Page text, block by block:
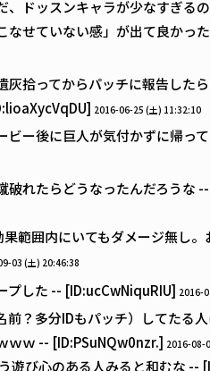
ドッスンキャラが少なすぎる
せていない感」が出て良かっ
拾ってからパッチに報告した
2016-06-25 (土) 11:32:10
ー後に巨人が気付かずに帰っ
破れたらどうなったんだろうな
範囲内にいてもダメージ無し。
03 (土) 20:46:38
プした -- [ID:ucCwNiquRIU] 2016-
？多分IDもパッチ）してたる
ｗｗ -- [ID:PSuNQw0nzr.] 2016-08-
遊び心のある人みると和むな --